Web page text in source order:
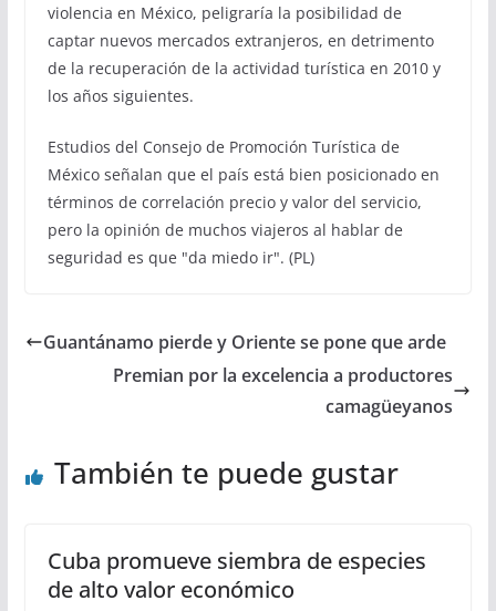
violencia en México, peligraría la posibilidad de
captar nuevos mercados extranjeros, en detrimento
de la recuperación de la actividad turística en 2010 y
los años siguientes.
Estudios del Consejo de Promoción Turística de
México señalan que el país está bien posicionado en
términos de correlación precio y valor del servicio,
pero la opinión de muchos viajeros al hablar de
seguridad es que "da miedo ir". (PL)
Guantánamo pierde y Oriente se pone que arde
Premian por la excelencia a productores
camagüeyanos
También te puede gustar
Cuba promueve siembra de especies
de alto valor económico